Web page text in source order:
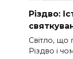
Різдво:
Світло, що
Різдво і